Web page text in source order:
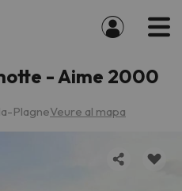
- Aime 2000
PlagneVeure al mapa